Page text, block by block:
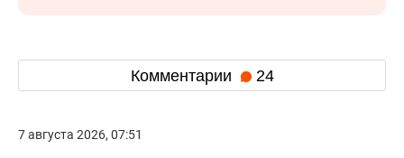
Комментарии 24
7 августа 2026, 07:51